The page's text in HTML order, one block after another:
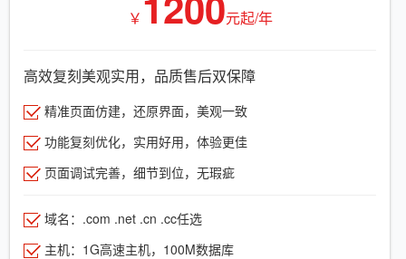
￥ 元起/年
高效复刻美观实用，品质售后双保障
精准页面仿建，还原界面，美观一致
功能复刻优化，实用好用，体验更佳
页面调试完善，细节到位，无瑕疵
域名：.com .net .cn .cc任选
主机：1G高速主机，100M数据库